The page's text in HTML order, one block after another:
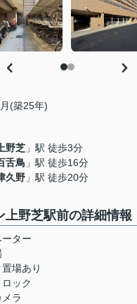
(築25年)
上野芝 」駅 徒歩3分
舌鳥 」駅 徒歩16分
久野 」駅 徒歩20分
上野芝駅前の詳細情報
ター
場あり
ック
ラ